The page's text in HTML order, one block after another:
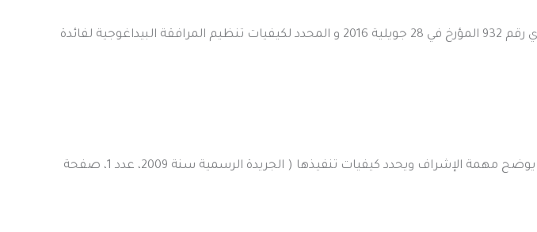
تم تنصيب خلية المرافقة البيداغوجية لفائدة الأستاذ حديث التوظيف بمقتضى القرار الوزاري رقم 932 المؤرخ في 28 جويلية 2016 و المحدد لكيفيات تنظيم المرافقة البيداغوجية لفائدة
يُنظَر المرسوم التنفيذي رقم 09-03 مؤرخ في 6 محرم عام 1430 الموافق 3 يناير سنة 2009، يوضح مهمة الإشراف ويحدد كيفيات تنفيذها ( الجريدة الرسمية سنة 2009، عدد 1، صفحة